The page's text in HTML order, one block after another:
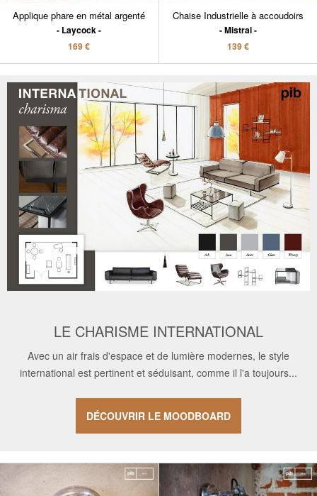
Applique phare en métal argenté
Laycock
169 €
Chaise Industrielle à accoudoirs
Mistral
139 €
LE CHARISME INTERNATIONAL
Avec un air frais d'espace et de lumière modernes, le style
international est pertinent et séduisant, comme il l'a toujours...
DÉCOUVRIR LE MOODBOARD